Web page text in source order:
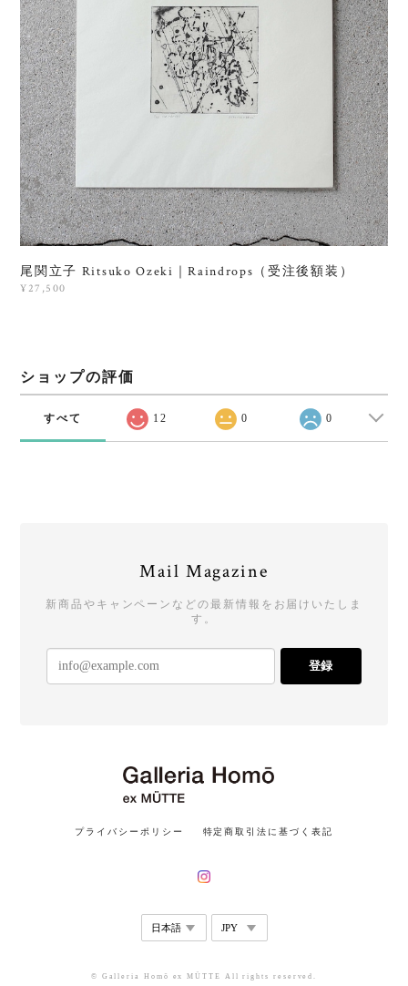
尾関立子 Ritsuko Ozeki｜Raindrops（受注後額装）
¥27,500
ショップの評価
すべて 12 0 0
Mail Magazine
新商品やキャンペーンなどの最新情報をお届けいたしま
す。
登録
プライバシーポリシー 特定商取引法に基づく表記
© Galleria Homō ex MÜTTE All rights reserved.